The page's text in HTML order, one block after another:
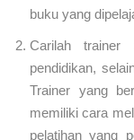
buku yang
Carilah
pendidikan,
Trainer yang
memiliki cara
pelatihan yang